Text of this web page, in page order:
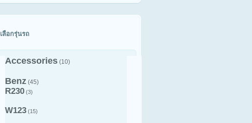
เลือกรุ่นรถ
Accessories (10)
Benz (45)
R230 (3)
W123 (15)